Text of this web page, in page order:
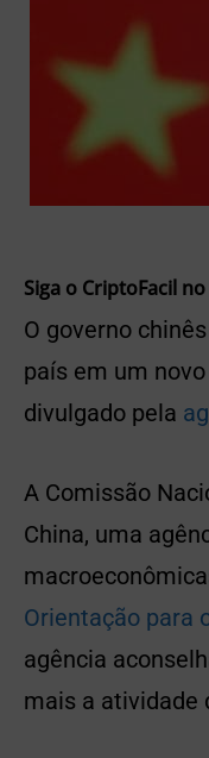
Siga o CriptoFacil no
O governo
país em um
divulgado pela
A Comissão
China, uma
Orientação para
agência
mais a atividade